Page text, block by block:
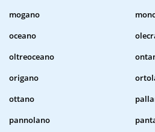
mogano
oceano
oltreoceano
origano
ottano
pannolano